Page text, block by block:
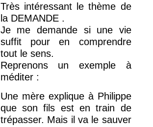
Très intéressant le thème de
la DEMANDE .
Je me demande si une vie
suffit pour en comprendre
tout le sens.
Reprenons un exemple à
méditer :
Une mère explique à Philippe
que son fils est en train de
trépasser. Mais il va le sauver